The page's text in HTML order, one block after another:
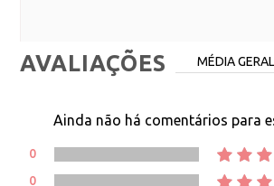
AVALIAÇÕES MÉDIA
Ainda não há comentários para
0
0